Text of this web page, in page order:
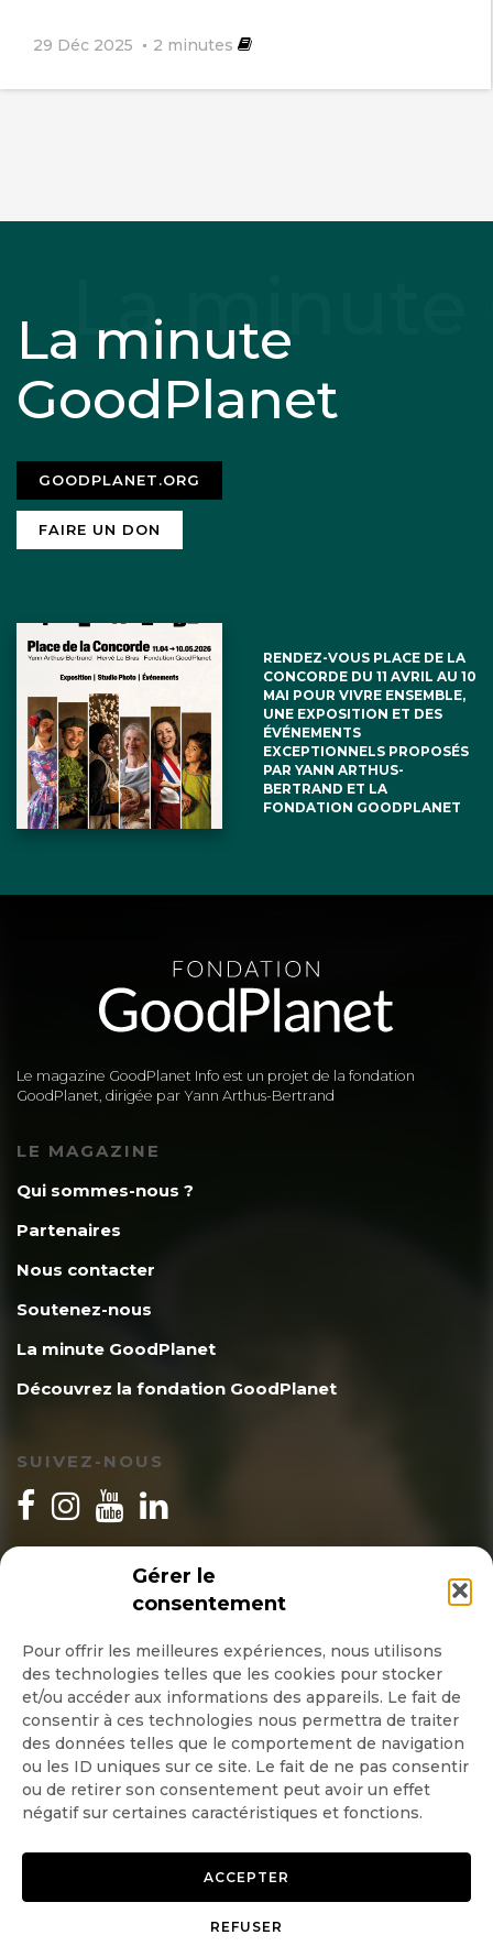
Gérer le
consentement
Pour offrir les meilleures expériences, nous utilisons
des technologies telles que les cookies pour stocker
et/ou accéder aux informations des appareils. Le fait de
consentir à ces technologies nous permettra de traiter
des données telles que le comportement de navigation
ou les ID uniques sur ce site. Le fait de ne pas consentir
ou de retirer son consentement peut avoir un effet
négatif sur certaines caractéristiques et fonctions.
ACCEPTER
REFUSER
29 Déc 2025 2 minutes
La minute
GoodPlanet
GOODPLANET.ORG
FAIRE UN DON
RENDEZ-VOUS PLACE DE LA
CONCORDE DU 11 AVRIL AU 10
MAI POUR VIVRE ENSEMBLE,
UNE EXPOSITION ET DES
ÉVÉNEMENTS
EXCEPTIONNELS PROPOSÉS
PAR YANN ARTHUS-
BERTRAND ET LA
FONDATION GOODPLANET
Le magazine GoodPlanet Info est un projet de la fondation
GoodPlanet, dirigée par Yann Arthus-Bertrand
LE MAGAZINE
Qui sommes-nous ?
Partenaires
Nous contacter
Soutenez-nous
La minute GoodPlanet
Découvrez la fondation GoodPlanet
SUIVEZ-NOUS
INSCRIPTION NEWSLETTER
Quotidienne
Hebdo
OK